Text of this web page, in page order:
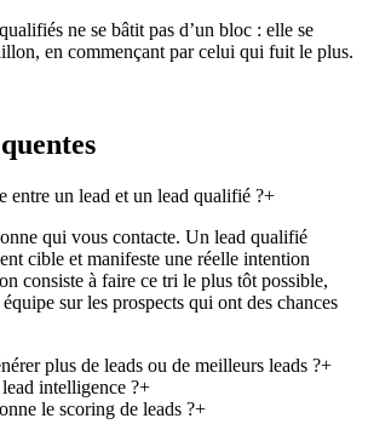
ne se bâtit pas d’un bloc : elle se
en commençant par celui qui fuit le plus.
entre un lead et un lead qualifié ?+
qui vous contacte. Un lead qualifié
cible et manifeste une réelle intention
consiste à faire ce tri le plus tôt possible,
sur les prospects qui ont des chances
plus de leads ou de meilleurs leads ?+
intelligence ?+
le scoring de leads ?+